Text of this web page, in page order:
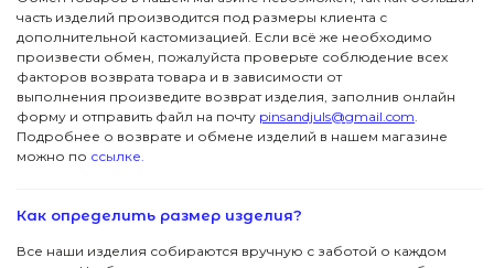
часть изделий производится под размеры клиента с
дополнительной кастомизацией. Если всё же необходимо
произвести обмен, пожалуйста проверьте соблюдение всех
факторов возврата товара и в зависимости от
выполнения произведите возврат изделия, заполнив онлайн
форму и отправить файл на почту pinsandjuls@gmail.com.
Подробнее о возврате и обмене изделий в нашем магазине
можно по ссылке.
Как определить размер изделия?
Все наши изделия собираются вручную с заботой о каждом
ПОДПИСКА
новинкам и стильные подборки
→